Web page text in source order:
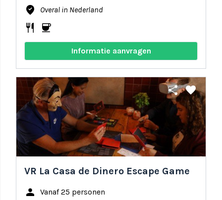
where_to_vote Overal in Nederland
restaurant coffee
Informatie aanvragen
share favorite
VR La Casa de Dinero Escape Game
person Vanaf 25 personen